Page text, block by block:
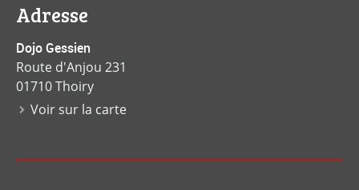
Adresse
Dojo Gessien
Route d'Anjou 231
01710 Thoiry
Voir sur la carte